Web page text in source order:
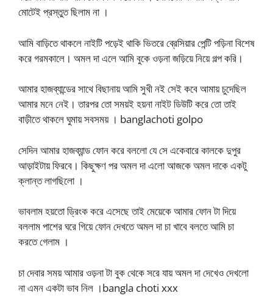
মোটেই প্রস্তুত ছিলাম না ।
আমি বাড়িতে থাকলে নাইটি পড়েই থাকি ভিতরে ব্রেসিয়ার পেন্টি পড়িনা বিশেষ
করে গরমকালে। অমল দা এলে আমি বুকে ওড়না জড়িয়ে নিয়ে গল্প করি।
আমার হাজব্যান্ডের সাথে বিছানায় আমি সুখী নই সেই কবে আমায় চুদেছিল
আমার মনে নেই। তারপর তো সময়ই হয়না নাইট ডিউটি করে তো তাই
বাড়ীতে থাকলে ঘুমায় সবসময় । banglachoti golpo
সেদিন আমার হাজব্যান্ড ফোন করে বললো যে সে একেবারে কালকে দুপুর
আড়াইটায় ফিরবে। কিছুক্ষণ পর অমল দা এলো আজকে অমল দাকে একটু
ক্লান্ত লাগছিলো ।
ভাবলাম হয়তো ড্রিংক করে এসেছে তাই মেয়েকে আমার ফোন টা দিয়ে
বললাম পাশের ঘরে গিয়ে ফোন দেখতে অমল দা চা খাবে বলতে আমি চা
করতে গেলাম ।
চা দেবার সময় আমার ওড়না টা বুক থেকে সরে যায় অমল দা দেখেও দেখলো
না এমন একটা ভাব নিল ।bangla choti xxx